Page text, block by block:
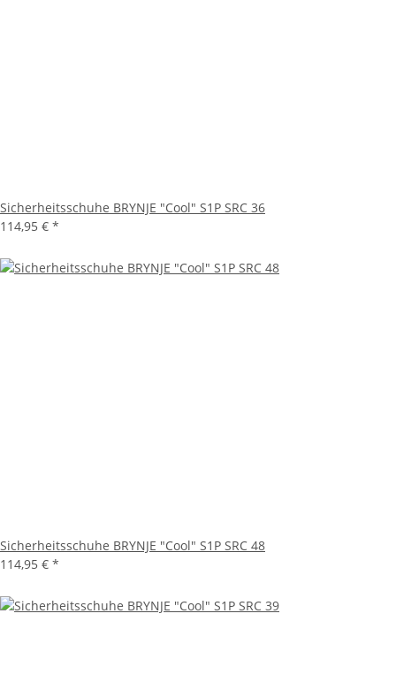
Sicherheitsschuhe BRYNJE "Cool" S1P SRC 36
114,95 € *
Sicherheitsschuhe BRYNJE "Cool" S1P SRC 48
114,95 € *